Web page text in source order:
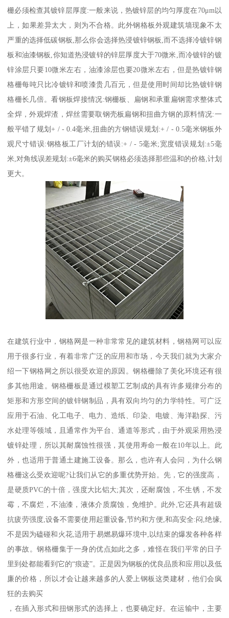
栅必须检查其镀锌层厚度:一般来说，热镀锌层的均匀厚度在70μm以
上，如果差异太大，则为不合格。此外钢格板外观建筑墙现象不太
严重的选择低碳钢板,那么你会选择热浸镀锌钢板,而不选择冷镀锌钢
板和油漆钢板,你知道热浸镀锌的锌层厚度大于70微米,而冷镀锌的镀
锌涂层只要10微米左右，油漆涂层也要20微米左右，但是热镀锌钢
格栅每吨只比冷镀锌和喷漆贵几百元，但是使用时间却比热镀锌钢
格栅长几倍。看钢板焊接情况:钢栅板、扁钢和承重扁钢需求整体式
全焊，外观焊渣，焊丝需要取钢壳板扁钢和扭曲方钢的原料情况:一
般平错了规划+ / - 0.4毫米,扭曲的方钢错误规划:+ / - 0.5毫米钢板外
观尺寸错误:钢格板工厂计划的错误:+ / - 5毫米;宽度错误规划:±5毫
米,对角线误差规划:±6毫米的购买钢格必须选择那些温和的价格,计划
更大。
在建筑行业中，钢格网是一种非常常见的建筑材料，钢格网可以应
用于很多行业，有着非常广泛的应用和市场，今天我们就为大家介
绍一下钢格网之所以很受欢迎的原因。钢格栅除了美化环境还有很
多其他用途。钢格栅板是通过模塑工艺制成的具有许多规律分布的
矩形和方形空间的镀锌钢制品，具有双向均匀的力学特性。可广泛
应用于石油、化工电子、电力、造纸、印染、电镀、海洋勘探、污
水处理等领域，且通常作为平台、通道等形式，由于外观采用热浸
镀锌处理，所以其耐腐蚀性很强，其使用寿命一般在10年以上。此
外，也适用于普通土建施工设备。那么，也许有人会问，为什么钢
格栅这么受欢迎呢?让我们从它的多重优势开始。先，它的强度高，
是硬质PVC的十倍，强度大比铝大;其次，还耐腐蚀，不生锈，不发
霉，不腐烂，不油漆，液体介质腐蚀，免维护。此外,它还具有超级
抗疲劳强度,设备不需要使用起重设备,节约和方便,和高安全:闷,绝缘,
不是因为磕碰和火花,适用于易燃易爆环境中,以结束的爆发各种各样
的事故。钢格栅集于一身的优点如此之多，难怪在我们平常的日子
里到处都能看到它的“痕迹”。正是因为钢板的优良品质和应用以及低
廉的价格，所以才会让越来越多的人爱上钢板这类建材，他们会疯
狂的去购买
，在插入形式和扭钢形式的选择上，也要确定好。在运输中，主要